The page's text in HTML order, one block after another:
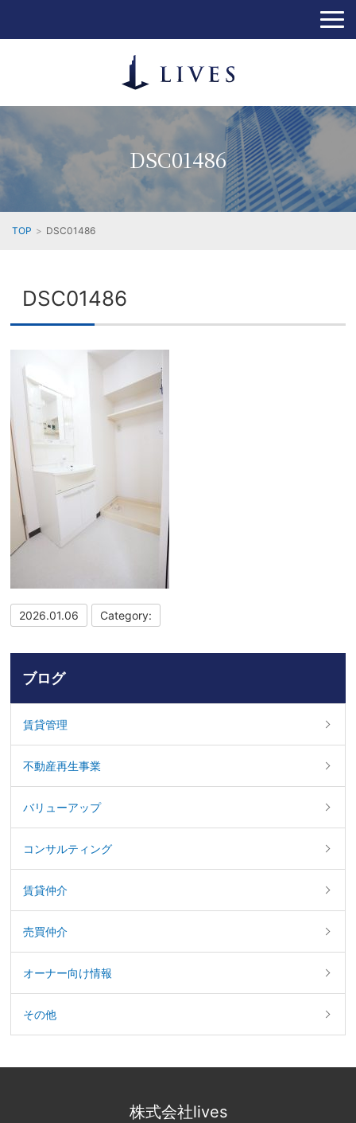
DSC01486
TOP DSC01486
DSC01486
2026.01.06 Category:
ブログ
賃貸管理
不動産再生事業
バリューアップ
コンサルティング
賃貸仲介
売買仲介
オーナー向け情報
その他
株式会社lives